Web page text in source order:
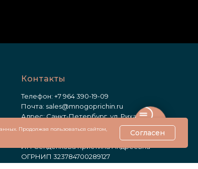
Контакты
Телефон: +7 964 390-19-09
Почта: sales@mnogoprichin.ru
Адрес: Санкт-Петербург, ул. Рихарда
Зорге, 4, корп. 1
ИП Сенденкова Кристина Андреевна
ОГРНИП 323784700289127
Продолжая пользоваться сайтом,
Согласен